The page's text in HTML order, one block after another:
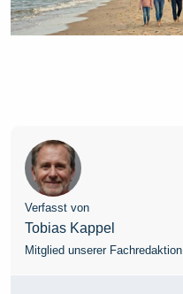
Verfasst von
Tobias Kappel
Mitglied unserer Fachredaktion